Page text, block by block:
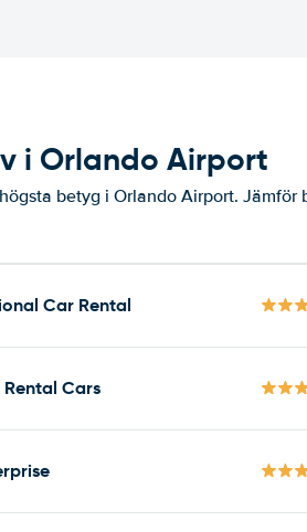
i Orlando Airport
betyg i Orlando Airport. Jämför
Car Rental
Cars